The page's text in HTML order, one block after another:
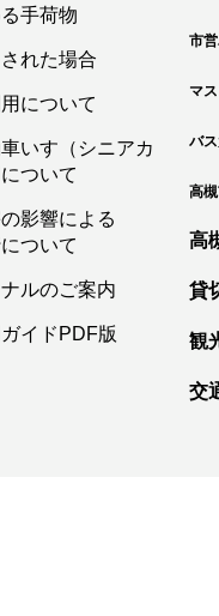
手荷物
れた場合
について
いす（シニアカ
ついて
影響による
ついて
ルのご案内
イドPDF版
市
マ
バス
高
高
貸
観
交